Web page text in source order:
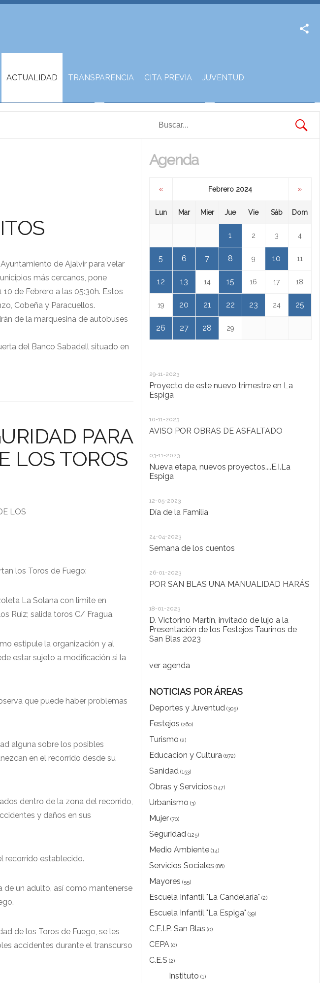
ACTUALIDAD TRANSPARENCIA CITA PREVIA JUVENTUD
de Ajalvir para velar
más cercanos, pone
de Febrero a las 05:30h. Estos
Cobeña y Paracuellos.
de la marquesina de autobuses
del Banco Sabadell situado en
PARA
LOS TOROS
LOS
los Toros de Fuego:
La Solana con limite en
Ruiz; salida toros C/ Fragua.
estipule la organización y al
estar sujeto a modificación si la
que puede haber problemas
alguna sobre los posibles
en el recorrido desde su
dentro de la zona del recorrido,
y daños en sus
recorrido establecido.
de un adulto, así como mantenerse
de los Toros de Fuego, se les
accidentes durante el transcurso
Agenda
« Febrero 2024 »
Lun Mar Mier Jue Vie Sáb Dom
1 2 3 4
5 6 7 8 9 10 11
12 13 14 15 16 17 18
19 20 21 22 23 24 25
26 27 28 29
29-11-2023
Proyecto de este nuevo trimestre en La
Espiga
10-11-2023
AVISO POR OBRAS DE ASFALTADO
03-11-2023
Nueva etapa, nuevos proyectos....E.I.La
Espiga
12-05-2023
Día de la Familia
24-04-2023
Semana de los cuentos
26-01-2023
POR SAN BLAS UNA MANUALIDAD HARÁS
18-01-2023
D. Victorino Martín, invitado de lujo a la
Presentación de los Festejos Taurinos de
San Blas 2023
ver agenda
NOTICIAS POR ÁREAS
Deportes y Juventud(305)
Festejos (260)
Turismo (2)
Educacion y Cultura(672)
Sanidad(153)
Obras y Servicios (147)
Urbanismo (3)
Mujer(70)
Seguridad(125)
Medio Ambiente(14)
Servicios Sociales (86)
Mayores (55)
Escuela Infantil "La Candelaría" (2)
Escuela Infantil "La Espiga" (39)
C.E.I.P. San Blas (0)
CEPA(0)
C.E.S (2)
Instituto (1)